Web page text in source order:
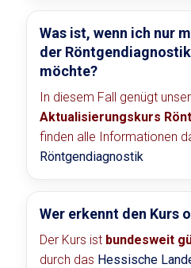
Was ist, wenn ich nur
der
möchte?
In diesem Fall genügt unser
Aktualisierungskurs
finden alle Informationen
Röntgendiagnostik
Wer erkennt den Kurs
Der Kurs ist bundesweit
durch das Hessische